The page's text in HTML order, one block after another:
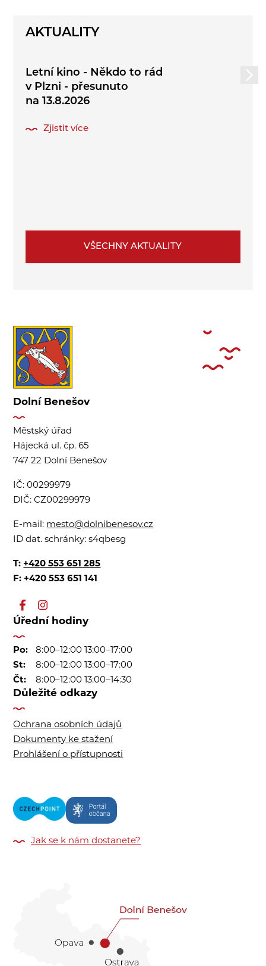
AKTUALITY
Letní kino - Někdo to rád
v Plzni - přesunuto
na 13.8.2026
Zjistit více
VŠECHNY AKTUALITY
Dolní Benešov
Městský úřad
Hájecká ul. čp. 65
747 22 Dolní Benešov
IČ:00299979
DIČ:CZ00299979
E-mail: mesto@dolnibenesov.cz
ID dat. schránky:s4qbesg
T: +420 553 651 285
F: +420 553 651 141
Úřední hodiny
Po:
8:00–12:00 13:00–17:00
St:
8:00–12:00 13:00–17:00
Čt:
8:00–12:00 13:00–14:30
Důležité odkazy
Ochrana osobních údajů
Dokumenty ke stažení
Prohlášení o přístupnosti
Jak se k nám dostanete?